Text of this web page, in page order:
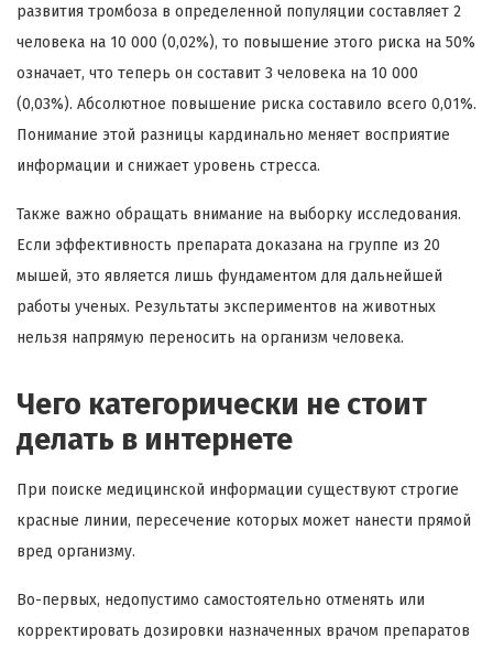
развития тромбоза в определенной популяции составляет 2
человека на 10 000 (0,02%), то повышение этого риска на 50%
означает, что теперь он составит 3 человека на 10 000
(0,03%). Абсолютное повышение риска составило всего 0,01%.
Понимание этой разницы кардинально меняет восприятие
информации и снижает уровень стресса.
Также важно обращать внимание на выборку исследования.
Если эффективность препарата доказана на группе из 20
мышей, это является лишь фундаментом для дальнейшей
работы ученых. Результаты экспериментов на животных
нельзя напрямую переносить на организм человека.
Чего категорически не стоит
делать в интернете
При поиске медицинской информации существуют строгие
красные линии, пересечение которых может нанести прямой
вред организму.
Во-первых, недопустимо самостоятельно отменять или
корректировать дозировки назначенных врачом препаратов